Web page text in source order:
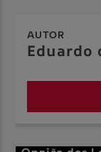
AUTOR
Eduardo